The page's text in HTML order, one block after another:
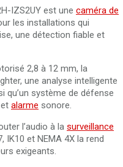
IZS2UY est une caméra de
les installations qui
une détection fiable et
2,8 à 12 mm, la
une analyse intelligente
qu’un système de défense
alarme sonore.
l’audio à la surveillance
IK10 et NEMA 4X la rend
exigeants.